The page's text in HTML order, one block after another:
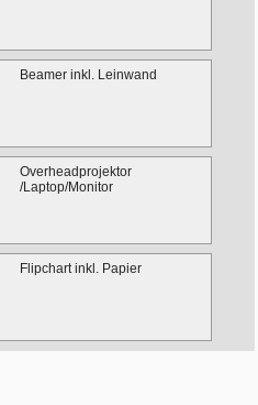
Beamer inkl. Leinwand
Overheadprojektor
/Laptop/Monitor
Flipchart inkl. Papier